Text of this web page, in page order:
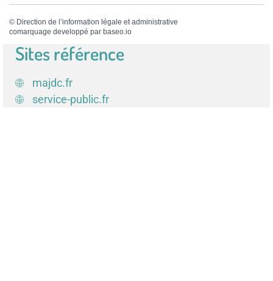
© Direction de l’information légale et administrative
comarquage developpé par baseo.io
Sites référence
majdc.fr
service-public.fr